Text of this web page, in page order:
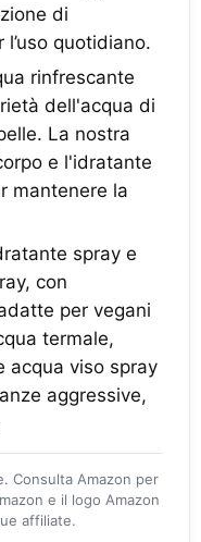
di
quotidiano.
rinfrescante
dell'acqua di
La nostra
e l'idratante
mantenere la
spray e
con
per vegani
termale,
acqua viso spray
aggressive,
Consulta Amazon per
e il logo Amazon
affiliate.